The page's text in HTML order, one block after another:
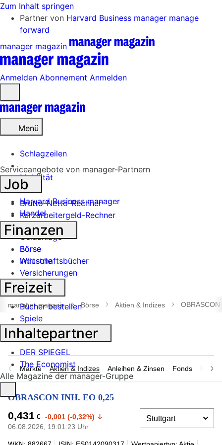
Zum Inhalt springen
Partner von Harvard Business manager manage
forward
manager magazin
Anmelden Abonnement Anmelden
öffnen
Menü
Schlagzeilen
Mobilität
Tech
Harvard Business manager
Handel
Banken
Geldanlage
Börse
Industrie
Suche
öffnen
manager magazin Börse Aktien & Indizes
Märkte Aktien & Indizes Anleihen & Zinsen Fonds
OBRASCON INH. EO 0,25
0,431 € -0,001 (-0,32%)
06.08.2026, 19:01:23 Uhr
Serviceangebote von manager-Partnern
Job
Brutto-Netto-Rechner
Kurzarbeitergeld-Rechner
Finanzen
Börse
Wirtschaftsbücher
Versicherungen
Freizeit
Bücher bestellen
Spiele
Inhaltepartner
DER SPIEGEL
The Economist
Alle Magazine der manager-Gruppe